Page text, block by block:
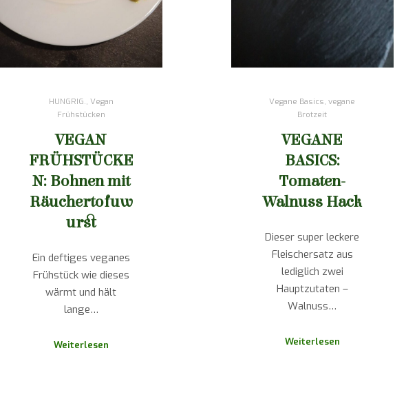
HUNGRIG., Vegan
Frühstücken
VEGAN
FRÜHSTÜCKE
N: Bohnen mit
Räuchertofuw
urst
Ein deftiges veganes
Frühstück wie dieses
wärmt und hält
lange…
Weiterlesen
Vegane Basics,vegane
Brotzeit
VEGANE
BASICS:
Tomaten-
Walnuss Hack
Dieser super leckere
Fleischersatz aus
lediglich zwei
Hauptzutaten –
Walnuss…
Weiterlesen